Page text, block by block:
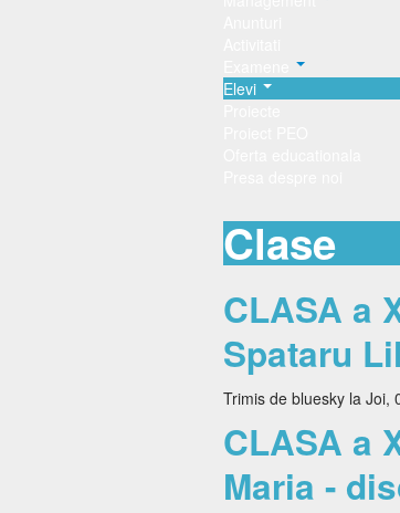
Elevi
Clase
CLASA a
Spataru
Trimis de bluesky la Joi,
CLASA a
Maria -